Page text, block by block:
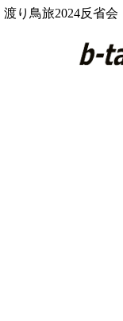
渡り鳥旅2024反省会